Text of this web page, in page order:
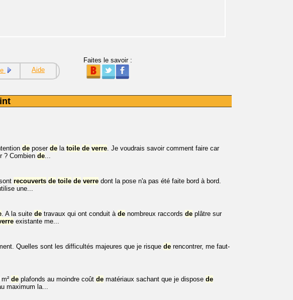
Aide
Faites le savoir :
de poser de la toile de verre. Je voudrais savoir comment faire car
? Combien de...
recouverts de toile de verre dont la pose n'a pas été faite bord à bord.
une...
. A la suite de travaux qui ont conduit à de nombreux raccords de plâtre sur
existante me...
Quelles sont les difficultés majeures que je risque de rencontrer, me faut-
de plafonds au moindre coût de matériaux sachant que je dispose de
maximum la...